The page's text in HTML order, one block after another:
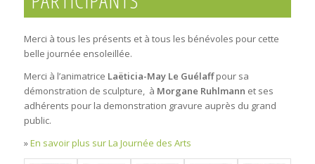
Merci à tous les présents et à tous les bénévoles pour cette
belle journée ensoleillée.
Merci à l’animatrice Laëticia-May Le Guélaffpour sa
démonstration de sculpture, à Morgane Ruhlmann et ses
adhérents pour la demonstration gravure auprès du grand
public.
»En savoir plus sur La Journée des Arts